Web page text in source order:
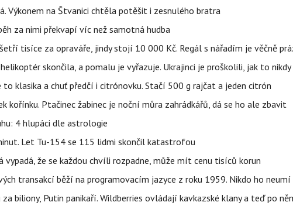
Výkonem na Štvanici chtěla potěšit i zesnulého bratra
za nimi překvapí víc než samotná hudba
tisíce za opraváře, jindy stojí 10 000 Kč. Regál s nářadím je věčně
skončila, a pomalu je vyřazuje. Ukrajinci je proškolili, jak to nikdy
klasika a chuť předčí i citrónovku. Stačí 500 g rajčat a jeden citrón
kořínku. Ptačinec žabinec je noční můra zahrádkářů, dá se ho ale zbavit
4 hlupáci dle astrologie
Let Tu-154 se 115 lidmi skončil katastrofou
vypadá, že se každou chvíli rozpadne, může mít cenu tisíců korun
transakcí běží na programovacím jazyce z roku 1959. Nikdo ho
biliony, Putin panikaří. Wildberries ovládají kavkazské klany a teď po